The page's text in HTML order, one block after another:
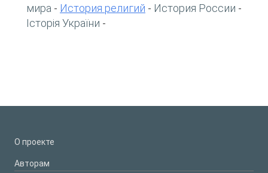
мира - История религий - История России -
Історія України -
О проекте
Авторам